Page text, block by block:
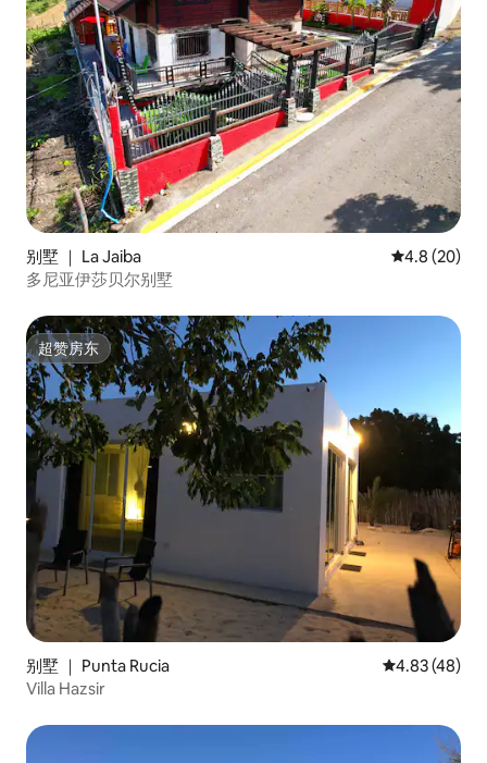
别墅 ｜ La Jaiba 平均评分
4.8 (20)
多尼亚伊莎贝尔别墅
超赞房东
超赞房东
别墅 ｜ Punta Rucia 平均评分
4.83 (48)
Villa Hazsir